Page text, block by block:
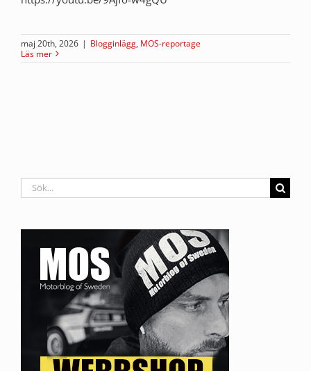
maj 20th, 2026 | Blogginlägg, MOS-reportage
Läs mer
Sök
efter: